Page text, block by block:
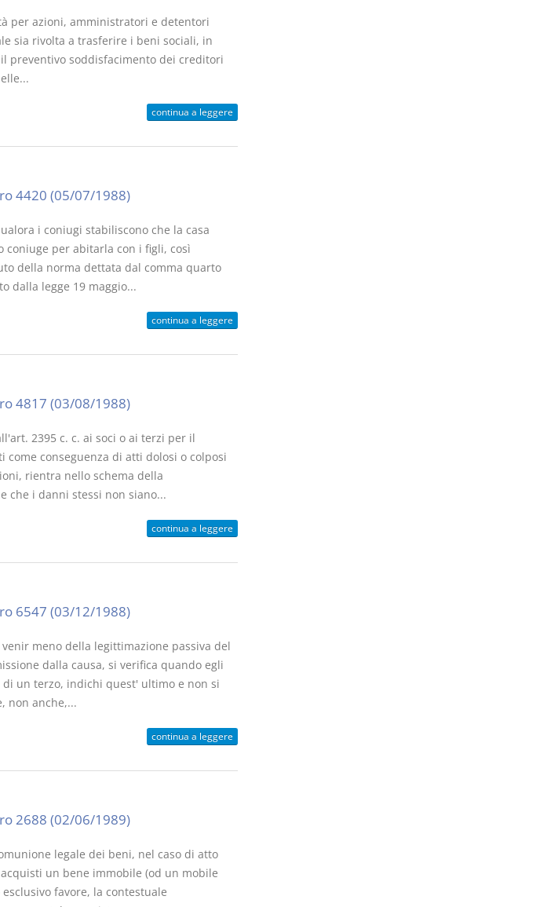
per azioni, amministratori e detentori
sia rivolta a trasferire i beni sociali, in
preventivo soddisfacimento dei creditori
continua a leggere
4420 (05/07/1988)
i coniugi stabiliscono che la casa
per abitarla con i figli, così
della norma dettata dal comma quarto
dalla legge 19 maggio...
continua a leggere
4817 (03/08/1988)
2395 c. c. ai soci o ai terzi per il
conseguenza di atti dolosi o colposi
rientra nello schema della
che i danni stessi non siano...
continua a leggere
6547 (03/12/1988)
meno della legittimazione passiva del
dalla causa, si verifica quando egli
un terzo, indichi quest' ultimo e non si
non anche,...
continua a leggere
2688 (02/06/1989)
legale dei beni, nel caso di atto
un bene immobile (od un mobile
favore, la contestuale